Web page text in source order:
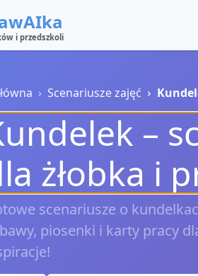
i przedszkoli
Scenariusze zajęć
–
żłobka i
scenariusze o
piosenki i karty pracy